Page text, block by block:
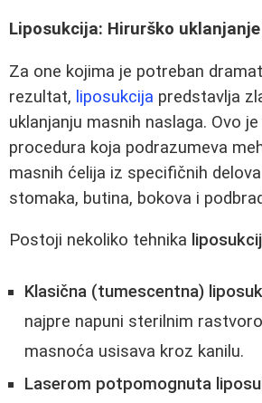
Liposukcija: Hirurško
Za one kojima je potreban
rezultat, liposukcija predstavlja
uklanjanju masnih naslaga. Ovo
procedura koja podrazumeva
masnih ćelija iz specifičnih
stomaka, butina, bokova i
Postoji nekoliko tehnika
Klasična (tumescentna)
najpre napuni sterilnim
masnoća usisava kroz kanilu.
Laserom potpomognuta